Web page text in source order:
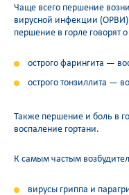
Чаще всего першение
вирусной инфекции
першение в горле говорят
острого фарингита —
острого тонзиллита —
Также першение и боль в
воспаление гортани.
К самым частым
вирусы гриппа и